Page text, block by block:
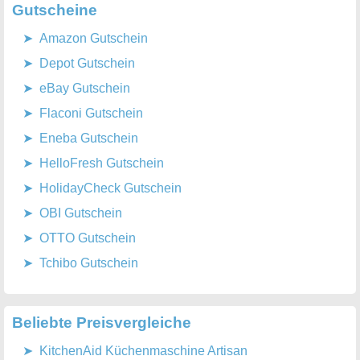
Gutscheine
Amazon Gutschein
Depot Gutschein
eBay Gutschein
Flaconi Gutschein
Eneba Gutschein
HelloFresh Gutschein
HolidayCheck Gutschein
OBI Gutschein
OTTO Gutschein
Tchibo Gutschein
Beliebte Preisvergleiche
KitchenAid Küchenmaschine Artisan